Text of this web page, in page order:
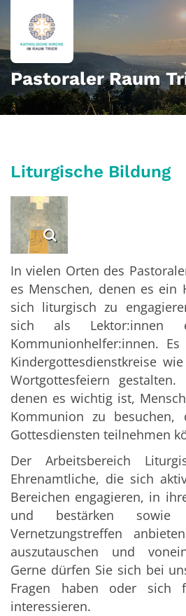
Pastoraler Raum
Liturgische Bildung
In vielen Orten des
es Menschen, denen es ein
sich liturgisch zu
sich als Lektor:innen
Kommunionhelfer:innen.
Kindergottesdienstkreise
Wortgottesfeiern
denen es wichtig ist,
Kommunion zu
Gottesdiensten teilnehmen
Der Arbeitsbereich
Ehrenamtliche, die sich
Bereichen engagieren, in
und bestärken sowie
Vernetzungstreffen
auszutauschen und
Gerne dürfen Sie sich bei
Fragen haben oder sich
interessieren.